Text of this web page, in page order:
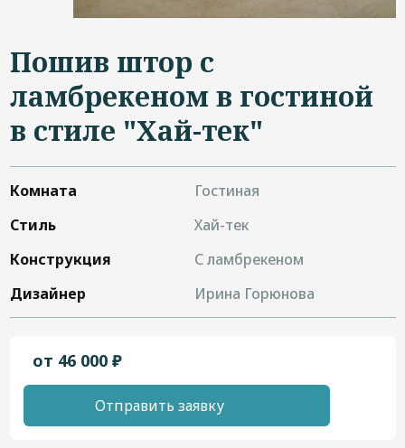
Пошив штор с
ламбрекеном в гостиной
в стиле "Хай-тек"
Комната
Гостиная
Стиль
Хай-тек
Конструкция
С ламбрекеном
Дизайнер
Ирина Горюнова
от 46 000 ₽
Отправить заявку